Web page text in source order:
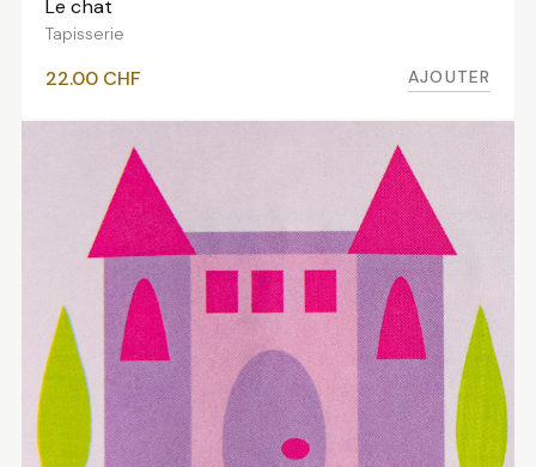
Le chat
Tapisserie
22.00 CHF AJOUTER